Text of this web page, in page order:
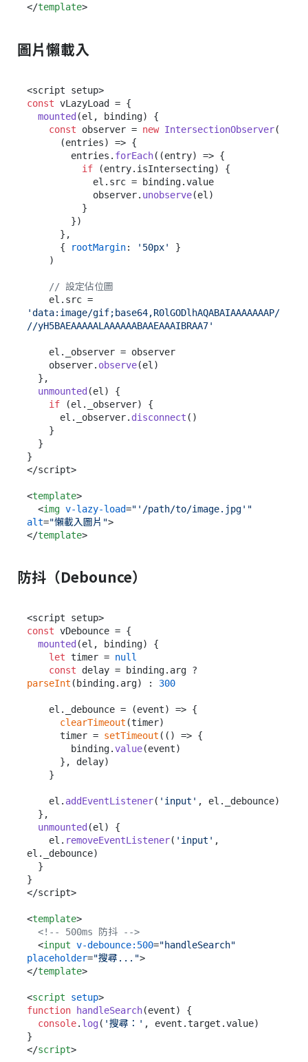
</template>
圖片懶載入
const vLazyLoad = {
mounted(el, binding) {
const observer = new IntersectionObserver(
(entries) => {
        entries.
forEach( (entry) => {
if (entry. isIntersecting) {
            el.
src = binding.value
            observer.
unobserve(el)
      {
rootMargin: '50px'
}
// 設定佔位圖
    el.
src
'data:image/gif;base64,R0lGODlhAQABAIAAAAAAAP/
//yH5BAEAAAAALAAAAAABAAEAAAIBRAA7'
    el.
_observer = observer
    observer.
observe(el)
unmounted(el ) {
if (el. _observer) {
      el.
_observer. disconnect ()
}
</script>
<template>
<img v-lazy-load="'/path/to/image.jpg'"
alt="懶載入圖片">
</template>
防抖（Debounce）
const vDebounce = {
mounted (el, binding) {
let timer = null
const delay = binding. arg
parseInt (binding. arg) : 300
    el.
_debounce = (event) => {
clearTimeout (timer)
      timer =
setTimeout ( () => {
        binding.
value(event)
    el.
addEventListener( 'input' , el. _debounce)
unmounted (el ) {
    el.
removeEventListener( 'input' ,
el.
_debounce)
}
</script>
<template>
<!-- 500ms 防抖 -->
<input v-debounce:500="handleSearch"
placeholder="搜尋...">
</template>
<script setup>
function
handleSearch(event) {
console. log( '搜尋：' , event.target .value)
</script>